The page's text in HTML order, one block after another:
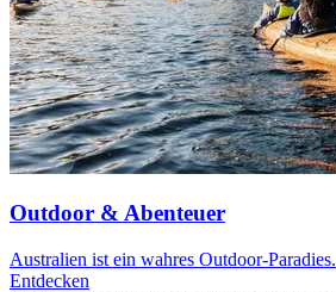
Outdoor & Abenteuer
Australien ist ein wahres Outdoor-Paradies.
Entdecken